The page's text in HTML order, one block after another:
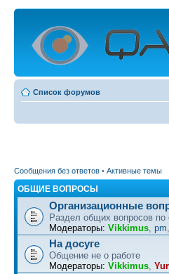
Список форумов
Сообщения без ответов • Активные темы
ОБЩИЕ ВОПРОСЫ
Организационные
Раздел общих вопросов
Модераторы: Vikkimus pm
На досуге
Общение не о работе
Модераторы: Vikkimus